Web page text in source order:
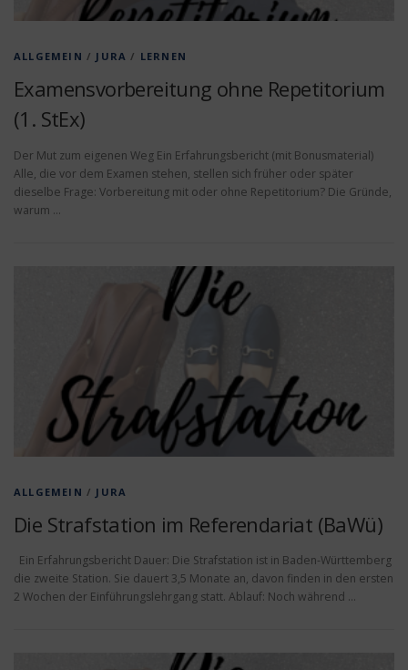
ALLGEMEIN / JURA / LERNEN
Examensvorbereitung ohne Repetitorium
(1. StEx)
Der Mut zum eigenen Weg Ein Erfahrungsbericht (mit Bonusmaterial)
Alle, die vor dem Examen stehen, stellen sich früher oder später
dieselbe Frage: Vorbereitung mit oder ohne Repetitorium? Die Gründe,
warum …
ALLGEMEIN / JURA
Die Strafstation im Referendariat (BaWü)
Ein Erfahrungsbericht Dauer: Die Strafstation ist in Baden-Württemberg
die zweite Station. Sie dauert 3,5 Monate an, davon finden in den ersten
2 Wochen der Einführungslehrgang statt. Ablauf: Noch während …